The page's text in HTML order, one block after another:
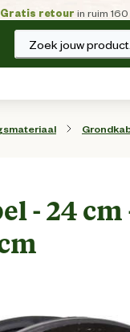
Gratis retour in ruim
Zoek jouw product.
- 24 cm